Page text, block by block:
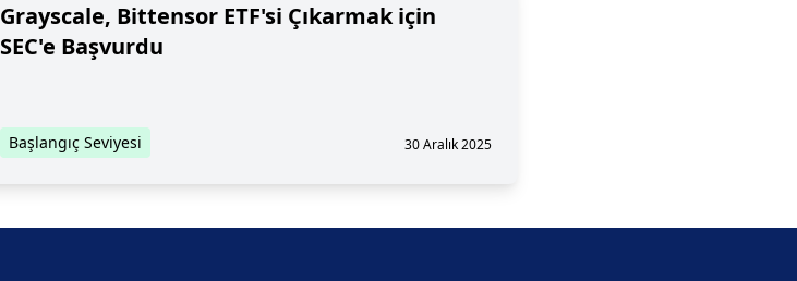
Grayscale, Bittensor ETF'si Çıkarmak için
SEC'e Başvurdu
Başlangıç Seviyesi 30 Aralık 2025